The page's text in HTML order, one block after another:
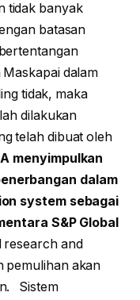
tidak banyak
batasan
dalam
tidak, maka
dilakukan
telah dibuat oleh
menyimpulkan
dalam
system sebagai
S&P Global
and
pemulihan akan
Sistem